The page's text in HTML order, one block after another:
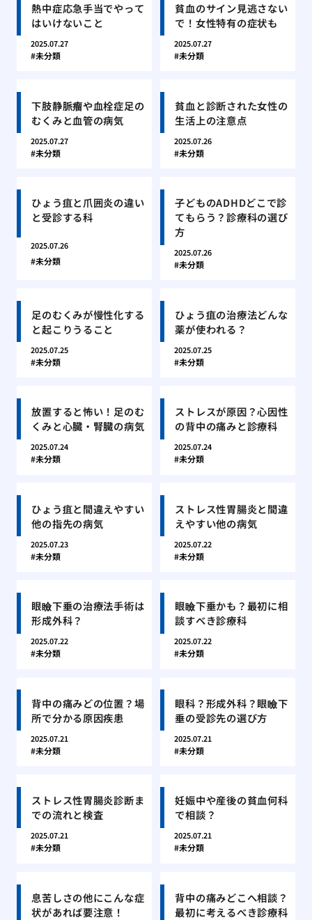
熱中症応急手当でやって
はいけないこと
2025.07.27
未分類
貧血のサイン見逃さない
で！女性特有の症状も
2025.07.27
未分類
下肢静脈瘤や血栓症足の
むくみと血管の病気
2025.07.27
未分類
貧血と診断された女性の
生活上の注意点
2025.07.26
未分類
ひょう疽と爪囲炎の違い
と受診する科
2025.07.26
未分類
子どものADHDどこで診
てもらう？診療科の選び
方
2025.07.26
未分類
足のむくみが慢性化する
と起こりうること
2025.07.25
未分類
ひょう疽の治療法どんな
薬が使われる？
2025.07.25
未分類
放置すると怖い！足のむ
くみと心臓・腎臓の病気
2025.07.24
未分類
ストレスが原因？心因性
の背中の痛みと診療科
2025.07.24
未分類
ひょう疽と間違えやすい
他の指先の病気
2025.07.23
未分類
ストレス性胃腸炎と間違
えやすい他の病気
2025.07.22
未分類
眼瞼下垂の治療法手術は
形成外科？
2025.07.22
未分類
眼瞼下垂かも？最初に相
談すべき診療科
2025.07.22
未分類
背中の痛みどの位置？場
所で分かる原因疾患
2025.07.21
未分類
眼科？形成外科？眼瞼下
垂の受診先の選び方
2025.07.21
未分類
ストレス性胃腸炎診断ま
での流れと検査
2025.07.21
未分類
妊娠中や産後の貧血何科
で相談？
2025.07.21
未分類
息苦しさの他にこんな症
状があれば要注意！
背中の痛みどこへ相談？
最初に考えるべき診療科